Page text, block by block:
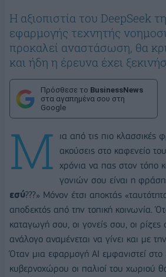
Η αξιοπιστία του DeepSeek
εφαρμογής τεχνητής
προκαλεί αναστάσωση, θα
και ήδη η έρευνα έχει
Πρόσθεσε το BusinessNews
στα αγαπημένα σου στη
Google
Μ
ια από τις πιο κλασσικές
ακούσεις στο καφενείο
χρόνια να πας στον τόπο
γονιών σου είναι η
εσύ???» Μόνον έτσι αποκτάς
αποδεκτός από την τοπική κοινωνία.
καταγωγή σου, οι γονείς σου, οι ρίζες
ανάλογο αναμένεται να γίνει και με
Όταν μια εφαρμογή ΑΙ εμφανιστεί στο
κυβερνοχώρου οι παλιοί του χωριού